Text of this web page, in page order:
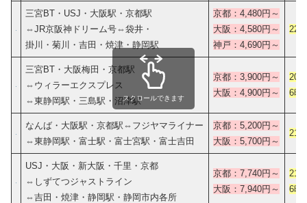
三宮BT・USJ・大阪駅・京都駅
⇔JR京阪神ドリーム号⇔袋井・
掛川・菊川・吉田・焼津・静岡駅
京都：4,480円～
大阪：4,580円～
神戸：4,690円～
22
三宮BT・大阪梅田・京都駅
⇔ウィラーエクスプレス
⇔東静岡駅・三島駅・沼津駅
京都：3,900円～
大阪：4,900円～
20
6時
なんば・大阪駅・京都駅⇔フジヤマライナー
⇔東静岡駅・富士駅・富士宮駅・富士吉田
京都：5,200円～
大阪：5,700円～
21
USJ・大阪・新大阪・千里・京都
⇔しずてつジャストライン
⇔吉田・焼津・静岡駅・静岡市内各所
京都：7,740円～
大阪：7,940円～
21
6時
スクロールできます